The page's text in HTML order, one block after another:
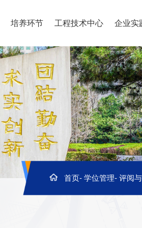
培养环节 工程技术中心 企业实
首页- 学位管理- 评阅